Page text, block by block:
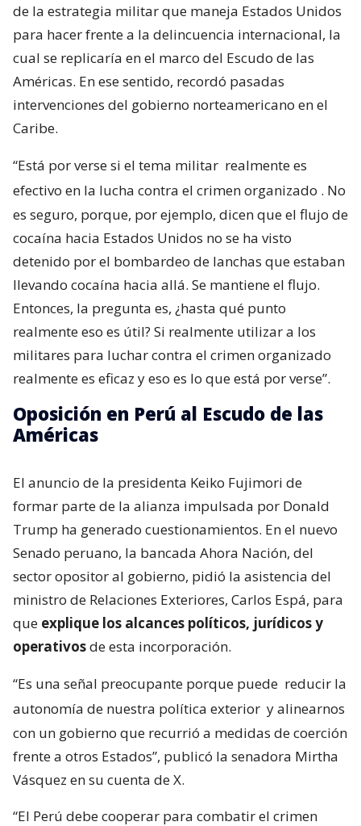
de la estrategia militar que maneja Estados Unidos
para hacer frente a la delincuencia internacional, la
cual se replicaría en el marco del Escudo de las
Américas. En ese sentido, recordó pasadas
intervenciones del gobierno norteamericano en el
Caribe.
“Está por verse si el tema militar realmente es
efectivo en la lucha contra el crimen organizado . No
es seguro, porque, por ejemplo, dicen que el flujo de
cocaína hacia Estados Unidos no se ha visto
detenido por el bombardeo de lanchas que estaban
llevando cocaína hacia allá. Se mantiene el flujo.
Entonces, la pregunta es, ¿hasta qué punto
realmente eso es útil? Si realmente utilizar a los
militares para luchar contra el crimen organizado
realmente es eficaz y eso es lo que está por verse”.
Oposición en Perú al Escudo de las
Américas
El anuncio de la presidenta Keiko Fujimori de
formar parte de la alianza impulsada por Donald
Trump ha generado cuestionamientos. En el nuevo
Senado peruano, la bancada Ahora Nación, del
sector opositor al gobierno, pidió la asistencia del
ministro de Relaciones Exteriores, Carlos Espá, para
que explique los alcances políticos, jurídicos y
operativosde esta incorporación.
“Es una señal preocupante porque puede reducir la
autonomía de nuestra política exterior y alinearnos
con un gobierno que recurrió a medidas de coerción
frente a otros Estados”, publicó la senadora Mirtha
Vásquez en su cuenta de X.
“El Perú debe cooperar para combatir el crimen